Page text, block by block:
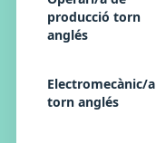
producció torn
anglés
Electromecànic/a
torn anglés